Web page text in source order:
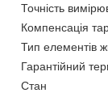
Точність
Компенсація
Тип елементів
Гарантійний
Стан